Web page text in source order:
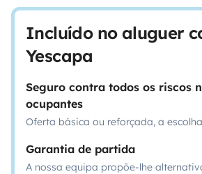
Incluído no aluguer
Yescapa
Seguro contra todos os riscos
ocupantes
Oferta básica ou reforçada, a
Garantia de partida
A nossa equipa propõe-lhe